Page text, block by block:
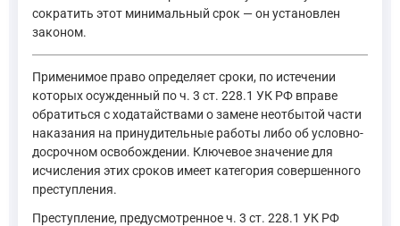
сократить этот минимальный срок — он установлен
законом.
Применимое право определяет сроки, по истечении
которых осужденный по ч. 3 ст. 228.1 УК РФ вправе
обратиться с ходатайствами о замене неотбытой части
наказания на принудительные работы либо об условно-
досрочном освобождении. Ключевое значение для
исчисления этих сроков имеет категория совершенного
преступления.
Преступление, предусмотренное ч. 3 ст. 228.1 УК РФ